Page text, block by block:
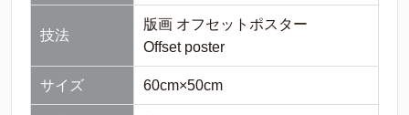
技法
版画 オフセットポスター
Offset poster
サイズ 60cm×50cm